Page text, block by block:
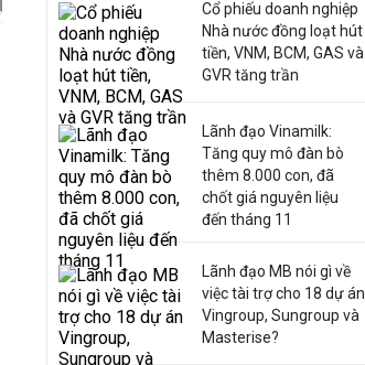
Cổ phiếu doanh nghiệp
Nhà nước đồng loạt hút
tiền, VNM, BCM, GAS và
GVR tăng trần
Lãnh đạo Vinamilk:
Tăng quy mô đàn bò
thêm 8.000 con, đã
chốt giá nguyên liệu
đến tháng 11
Lãnh đạo MB nói gì về
việc tài trợ cho 18 dự án
Vingroup, Sungroup và
Masterise?